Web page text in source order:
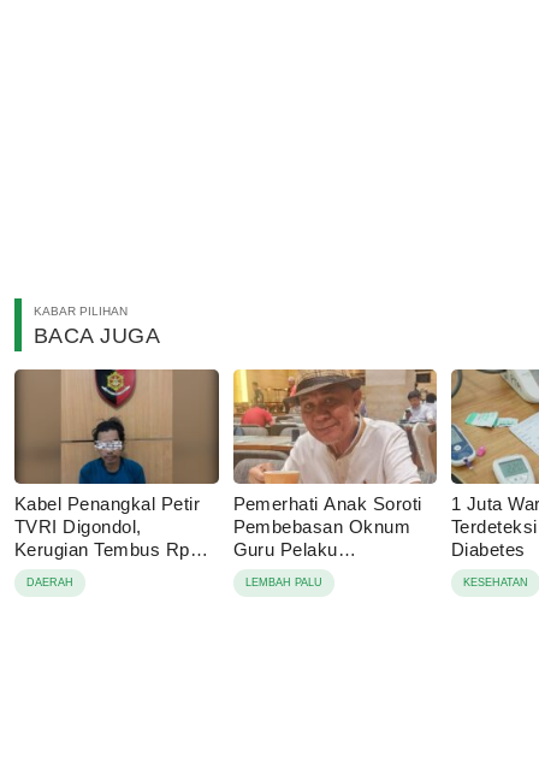
KABAR PILIHAN
BACA JUGA
Kabel Penangkal Petir
TVRI Digondol,
Kerugian Tembus Rp80
Juta
DAERAH
Pemerhati Anak Soroti
Pembebasan Oknum
Guru Pelaku
Pencabulan, Desak
Proses Hukum
LEMBAH PALU
1 Juta
Diabetes
KESEHATAN